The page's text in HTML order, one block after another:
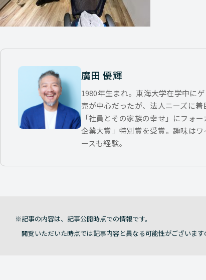
廣田 優輝
1980年生まれ。東海大学在学中に
売が中心だったが、法人ニーズに
「社員とその家族の幸せ」にフォ
企業大賞」特別賞を受賞。趣味は
ースも経験。
記事の内容は、記事公開時点での情報です。
閲覧いただいた時点では記事内容と異なる可能性がございます